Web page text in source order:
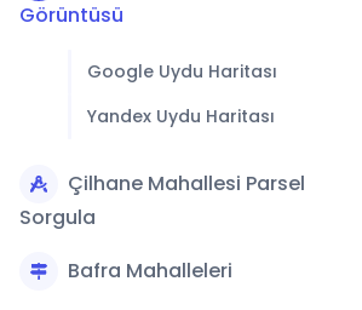
Görüntüsü
Google Uydu Haritası
Yandex Uydu Haritası
Çilhane Mahallesi Parsel
Sorgula
Bafra Mahalleleri